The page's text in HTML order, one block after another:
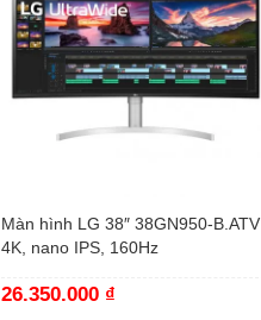
Màn hình LG 38″ 38GN950-B.ATV
4K, nano IPS, 160Hz
26.350.000 ₫